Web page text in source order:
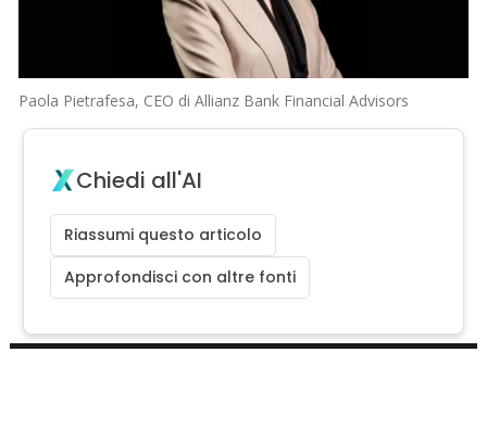
Paola Pietrafesa, CEO di Allianz Bank Financial Advisors
Chiedi all'AI
Riassumi questo articolo
Approfondisci con altre fonti